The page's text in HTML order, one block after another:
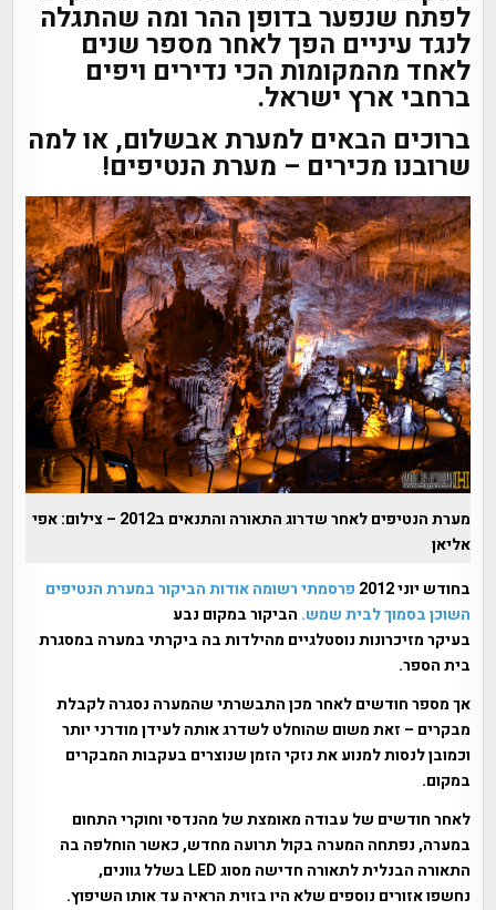
לפתח שנפער בדופן ההר ומה שהתגלה
לנגד עיניים הפך לאחר מספר שנים
לאחד מהמקומות הכי נדירים ויפים
ברחבי ארץ ישראל.
ברוכים הבאים למערת אבשלום, או למה
שרובנו מכירים – מערת הנטיפים!
מערת הנטיפים לאחר שדרוג התאורה והתנאים ב2012 – צילום: אפי
אליאן
בחודש יוני 2012
פרסמתי רשומה אודות הביקור במערת הנטיפים
השוכן בסמוך לבית שמש. הביקור במקום נבע
בעיקר מזיכרונות נוסטלגיים מהילדות בה ביקרתי במערה במסגרת
בית הספר.
אך מספר חודשים לאחר מכן התבשרתי שהמערה נסגרה לקבלת
מבקרים – זאת משום שהוחלט לשדרג אותה לעידן מודרני יותר
וכמובן לנסות למנוע את נזקי הזמן שנוצרים בעקבות המבקרים
במקום.
לאחר חודשים של עבודה מאומצת של מהנדסי וחוקרי התחום
במערה, נפתחה המערה בקול תרועה מחדש, כאשר הוחלפה בה
התאורה הבנלית לתאורה חדישה מסוג LED בשלל גוונים,
נחשפו אזורים נוספים שלא היו בזוית הראיה עד אותו השיפוץ.